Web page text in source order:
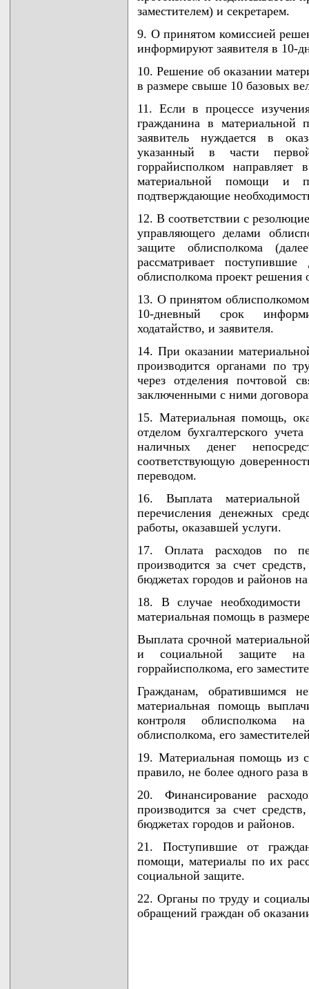
заместителем) и секретарем.
9. О принятом комиссией
информируют заявителя в 10-
10. Решение об оказании
в размере свыше 10 базовых
11. Если в процессе
гражданина в
заявитель нуждается в
указанный в части
горрайисполком направляет
материальной помощи и
подтверждающие
12. В соответствии с
управляющего делами
защите облисполкома
рассматривает
облисполкома проект
13. О принятом
10-дневный срок
ходатайство, и заявителя.
14. При оказании
производится органами по
через отделения почтовой
заключенными с ними
15. Материальная помощь,
отделом бухгалтерского
наличных денег
соответствующую
переводом.
16. Выплата
перечисления денежных
работы, оказавшей услуги.
17. Оплата расходов по
производится за счет
бюджетах городов и районов
18. В случае необходимости
материальная помощь в
Выплата срочной
и социальной защите на
горрайисполкома, его
Гражданам, обратившимся
материальная помощь
контроля облисполкома
облисполкома, его
19. Материальная помощь из
правило, не более одного раза
20. Финансирование
производится за счет
бюджетах городов и районов.
21. Поступившие от
помощи, материалы по их
социальной защите.
22. Органы по труду и
обращений граждан об